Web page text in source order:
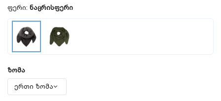
ფერი: ნაცრისფერი
ზომა